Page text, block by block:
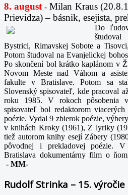
8. august -Milan Kraus
Prievidza) – básnik, esejista,
Do
Bystrici, Rimavskej Sobote a
Potom študoval na Evanjelickej
Po skončení bol krátko kaplánom v
Novom Meste nad Váhom a
fakulte v Bratislave. Potom sa
Slovenský spisovateľ, kde pracoval
roku 1985. V rokoch pôsobenia
spisovateľ bol redaktorom
poézie. Vydal 9 zbierok poézie,
v knihách Kroky (1961), Z lyriky
tiež autorom knihy esejí Zábery
pôvodnej i prekladovej poézie.
Bratislava dokumentárny film o
- MM-
Rudolf Strinka – 15.